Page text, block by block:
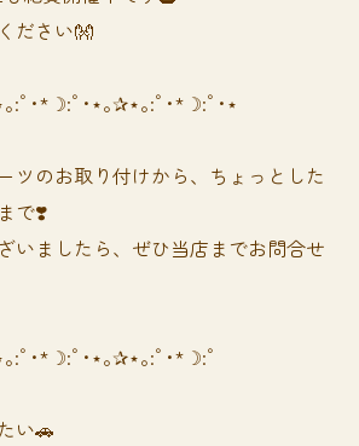
ださい👐
:ﾟ･*☽:ﾟ･⋆｡✰⋆｡:ﾟ･*☽:ﾟ･⋆
ツのお取り付けから、ちょっとした
で❣️
いましたら、ぜひ当店までお問合せ
:ﾟ･*☽:ﾟ･⋆｡✰⋆｡:ﾟ･*☽:ﾟ
い🚗